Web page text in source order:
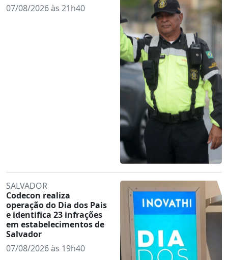
07/08/2026 às 21h40
SALVADOR
Codecon realiza
operação do Dia dos Pais
e identifica 23 infrações
em estabelecimentos de
Salvador
07/08/2026 às 19h40